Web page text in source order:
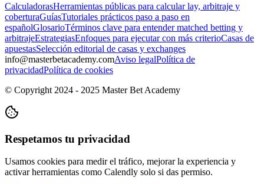
CalculadorasHerramientas públicas para calcular lay, arbitraje y
coberturaGuíasTutoriales prácticos paso a paso en
españolGlosarioTérminos clave para entender matched betting y
arbitrajeEstrategiasEnfoques para ejecutar con más criterioCasas de
apuestasSelección editorial de casas y exchanges
info@masterbetacademy.comAviso legalPolítica de
privacidadPolítica de cookies
© Copyright 2024 - 2025 Master Bet Academy
Respetamos tu privacidad
Usamos cookies para medir el tráfico, mejorar la experiencia y
activar herramientas como Calendly solo si das permiso.